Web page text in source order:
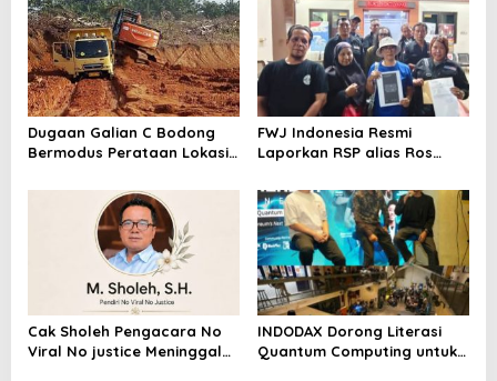
Dugaan Galian C Bodong
Bermodus Perataan Lokasi
Riau Akan Tinjauan Lokasi
FWJ Indonesia Resmi
Laporkan RSP alias Ros
Cak Sholeh Pengacara No
Viral No justice Meninggal
INDODAX Dorong Literasi
Quantum Computing untuk